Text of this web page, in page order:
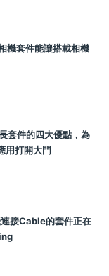
機套件能讓搭載相機
套件的四大優點，為
用打開大門
接Cable的套件正在